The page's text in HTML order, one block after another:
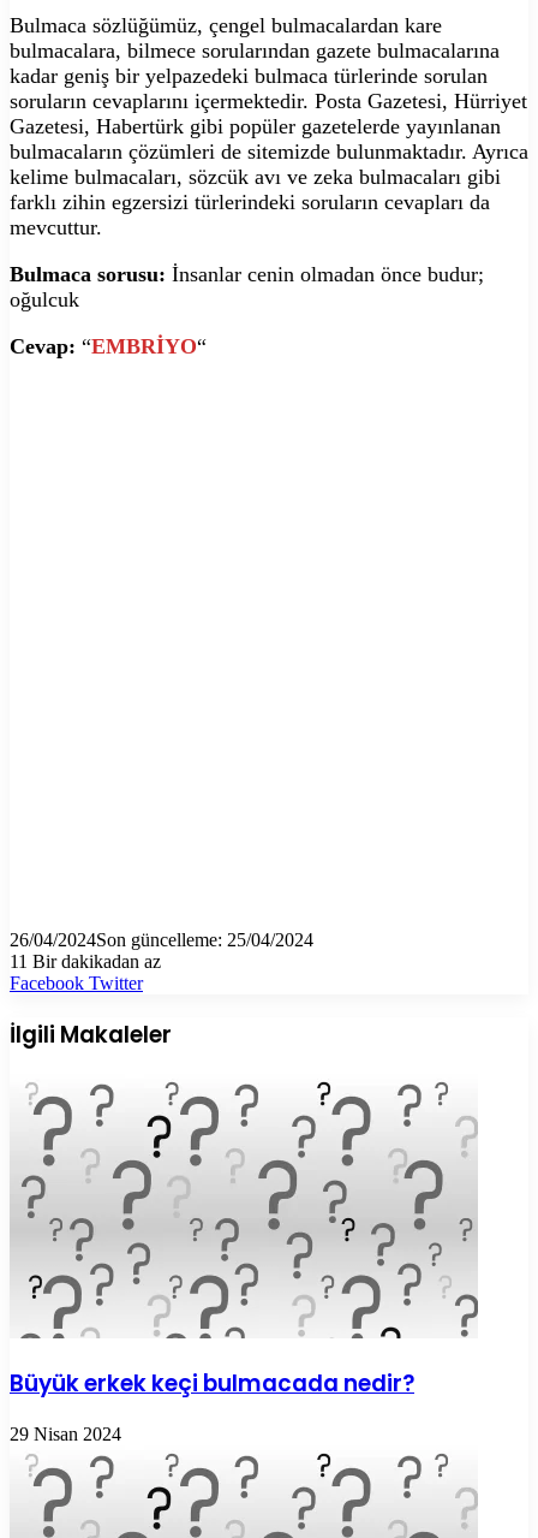
Bulmaca sözlüğümüz, çengel bulmacalardan kare
bulmacalara, bilmece sorularından gazete bulmacalarına
kadar geniş bir yelpazedeki bulmaca türlerinde sorulan
soruların cevaplarını içermektedir. Posta Gazetesi, Hürriyet
Gazetesi, Habertürk gibi popüler gazetelerde yayınlanan
bulmacaların çözümleri de sitemizde bulunmaktadır. Ayrıca
kelime bulmacaları, sözcük avı ve zeka bulmacaları gibi
farklı zihin egzersizi türlerindeki soruların cevapları da
mevcuttur.
Bulmaca sorusu: İnsanlar cenin olmadan önce budur;
oğulcuk
Cevap: “EMBRİYO“
26/04/2024Son güncelleme: 25/04/2024
11 Bir dakikadan az
Facebook TwitterLinkedIn
Tumblr
Pinterest
Reddit
VKontakte
E-
ile
paylaş
Yazdır
İlgili Makaleler
Büyük erkek keçi bulmacada nedir?
29 Nisan 2024